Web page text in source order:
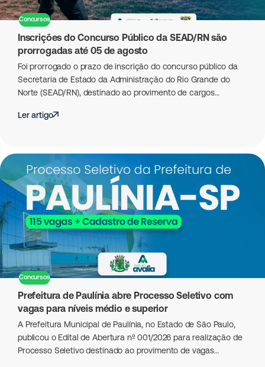
Concursos
Inscrições do Concurso Público da SEAD/RN são
prorrogadas até 05 de agosto
Foi prorrogado o prazo de inscrição do concurso público da
Secretaria de Estado da Administração do Rio Grande do
Norte (SEAD/RN), destinado ao provimento de cargos…
Ler artigo
Concursos
Prefeitura de Paulínia abre Processo Seletivo com
vagas para níveis médio e superior
A Prefeitura Municipal de Paulínia, no Estado de São Paulo,
publicou o Edital de Abertura nº 001/2026 para realização de
Processo Seletivo destinado ao provimento de vagas…